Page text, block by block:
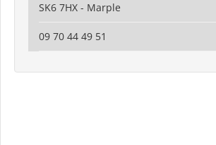
SK6 7HX - Marple
09 70 44 49 51